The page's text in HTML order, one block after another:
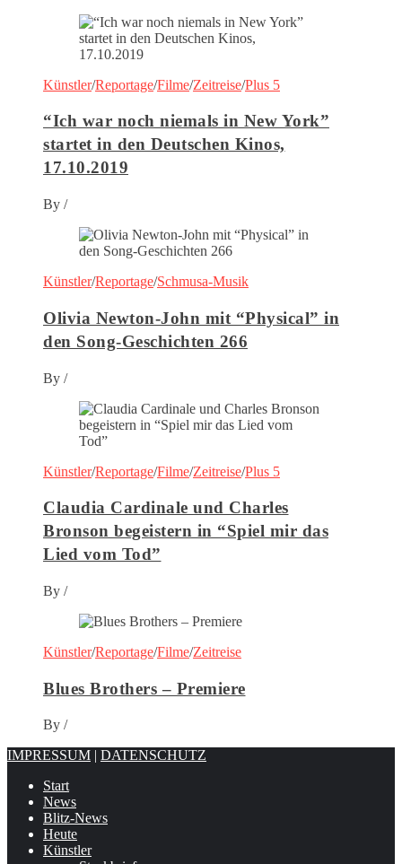
Künstler/Reportage/Filme/Zeitreise/Plus 5
“Ich war noch niemals in New York”
startet in den Deutschen Kinos,
17.10.2019
By /
Künstler/Reportage/Schmusa-Musik
Olivia Newton-John mit “Physical” in
den Song-Geschichten 266
By /
Künstler/Reportage/Filme/Zeitreise/Plus 5
Claudia Cardinale und Charles
Bronson begeistern in “Spiel mir das
Lied vom Tod”
By /
Künstler/Reportage/Filme/Zeitreise
Blues Brothers – Premiere
By /
IMPRESSUM
DATENSCHUTZ
Start
News
Blitz-News
Heute
Künstler